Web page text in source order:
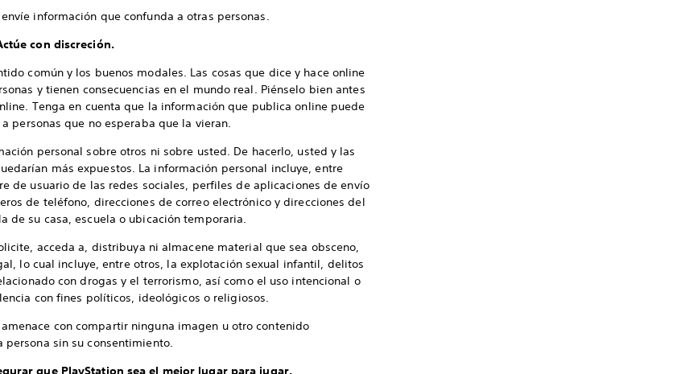
información que confunda a otras personas.
con discreción.
común y los buenos modales. Las cosas que dice y hace online
y tienen consecuencias en el mundo real. Piénselo bien antes
Tenga en cuenta que la información que publica online puede
personas que no esperaba que la vieran.
personal sobre otros ni sobre usted. De hacerlo, usted y las
más expuestos. La información personal incluye, entre
de usuario de las redes sociales, perfiles de aplicaciones de envío
de teléfono, direcciones de correo electrónico y direcciones del
de su casa, escuela o ubicación temporaria.
acceda a, distribuya ni almacene material que sea obsceno,
lo cual incluye, entre otros, la explotación sexual infantil, delitos
con drogas y el terrorismo, así como el uso intencional o
con fines políticos, ideológicos o religiosos.
con compartir ninguna imagen u otro contenido
sin su consentimiento.
que PlayStation sea el mejor lugar para jugar.